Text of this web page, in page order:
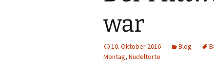
war
10. Oktober 2016 Blog
Montag, Nudeltorte